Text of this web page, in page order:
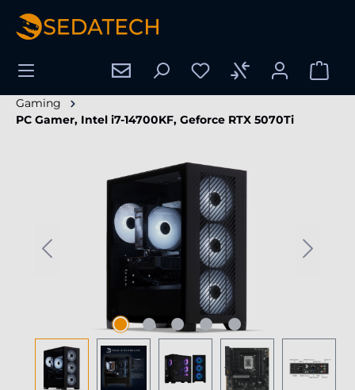
principal
Gaming
PC Gamer, Intel i7-14700KF, Geforce RTX 5070Ti
Ignorer la galerie d'images